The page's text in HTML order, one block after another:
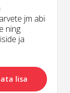
jm abi
ning
ja
lisa